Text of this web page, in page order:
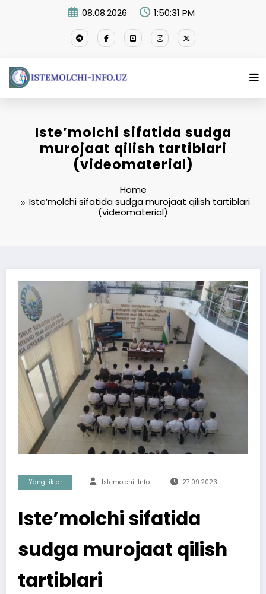
08.08.2026 1:50:32 PM
Iste’molchi sifatida sudga
murojaat qilish tartiblari
(videomaterial)
Home
Iste’molchi sifatida sudga murojaat qilish tartiblari
(videomaterial)
Yangiliklar Istemolchi-Info 27.09.2023
Iste’molchi sifatida
sudga murojaat qilish
tartiblari